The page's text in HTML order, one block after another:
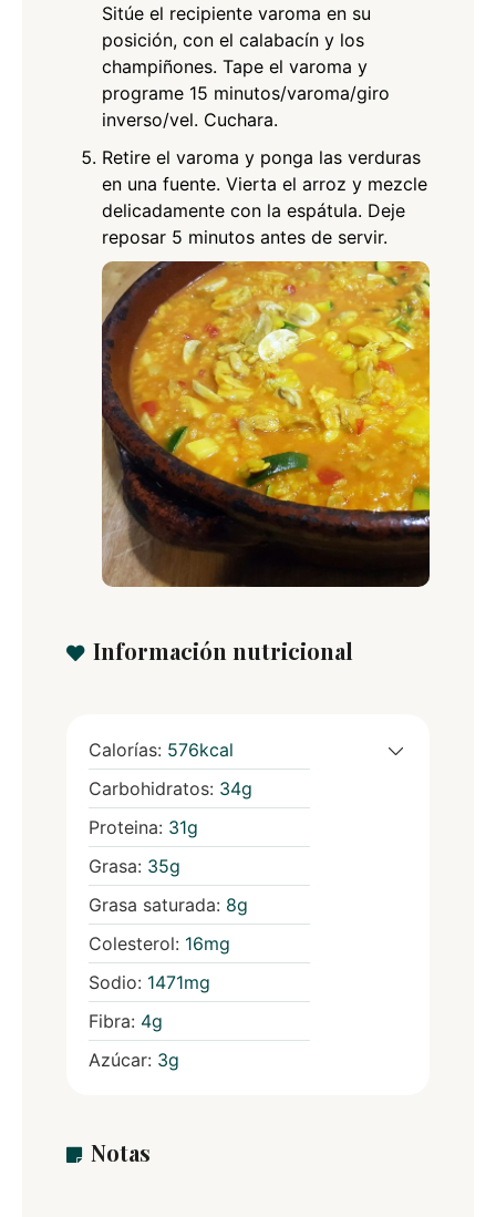
Sitúe el recipiente varoma en su
posición, con el calabacín y los
champiñones. Tape el varoma y
programe 15 minutos/varoma/giro
inverso/vel. Cuchara.
Retire el varoma y ponga las verduras
en una fuente. Vierta el arroz y mezcle
delicadamente con la espátula. Deje
reposar 5 minutos antes de servir.
Información nutricional
Calorías: 576kcal
Carbohidratos: 34g
Proteina: 31g
Grasa: 35g
Grasa saturada: 8g
Colesterol: 16mg
Sodio: 1471mg
Fibra: 4g
Azúcar: 3g
Notas